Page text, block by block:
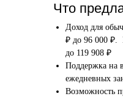
Что
Доход для
₽ до 96 000 ₽.
до 119 908 ₽
Поддержка на
ежедневных
Возможность
после того,
оставите
Английский язык